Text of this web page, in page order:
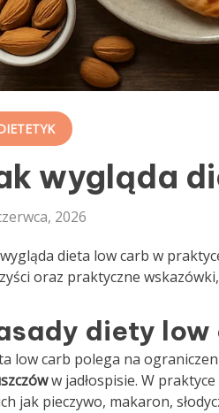
wygląda
2026
dieta low carb w
oraz praktyczne
diety low
low carb polega na
w jadłospisie. W
jak pieczywo, makaron,